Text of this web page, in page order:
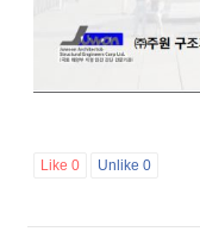
Like 0 Unlike 0